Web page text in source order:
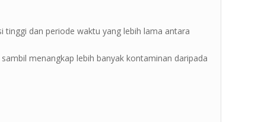
tinggi dan periode waktu yang lebih lama antara
menangkap lebih banyak kontaminan daripada